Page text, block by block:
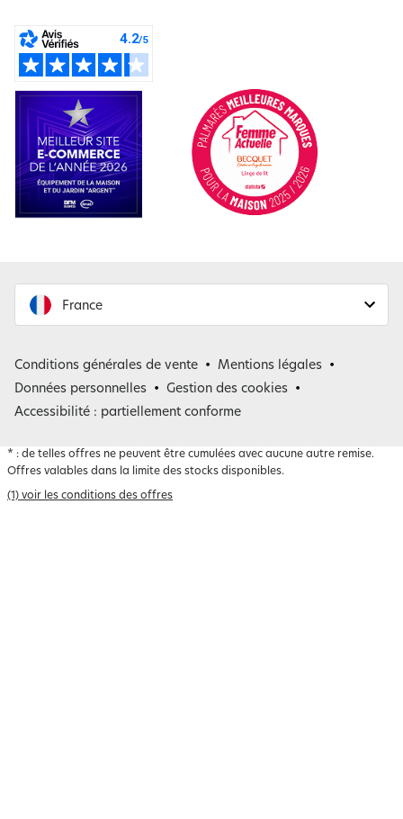
France
Belgique
Conditions générales de vente
Mentions légales
Données personnelles
Gestion des cookies
Accessibilité : partiellement conforme
* : de telles offres ne peuvent être cumulées avec aucune autre remise.
Offres valables dans la limite des stocks disponibles.
(1) voir les conditions des offres